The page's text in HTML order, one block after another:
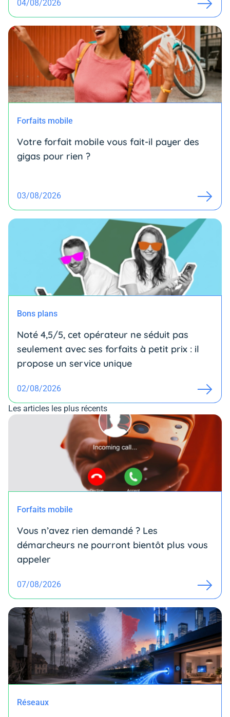
04/08/2026
Forfaits mobile
Votre forfait mobile vous fait-il payer des
gigas pour rien ?
03/08/2026
Bons plans
Noté 4,5/5, cet opérateur ne séduit pas
seulement avec ses forfaits à petit prix : il
propose un service unique
02/08/2026
Les articles les plus récents
Forfaits mobile
Vous n’avez rien demandé ? Les
démarcheurs ne pourront bientôt plus vous
appeler
07/08/2026
Réseaux